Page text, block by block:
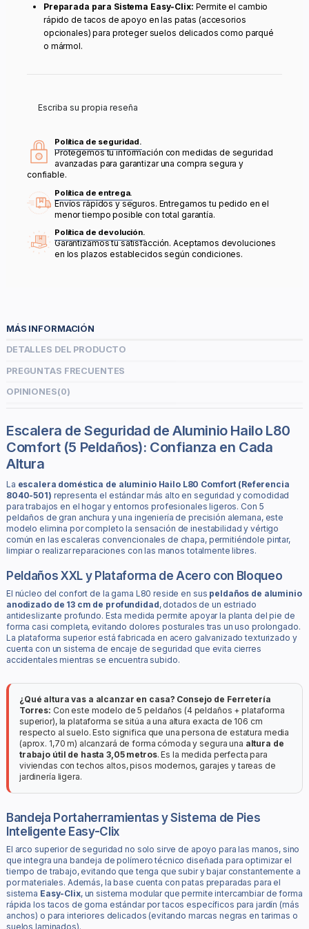
Preparada para Sistema Easy-Clix: Permite el cambio
rápido de tacos de apoyo en las patas (accesorios
opcionales) para proteger suelos delicados como parqué
o mármol.
Escriba su propia reseña
Política de seguridad.
Protegemos tu información con medidas de seguridad
avanzadas para garantizar una compra segura y
confiable.
Política de entrega.
Envíos rápidos y seguros. Entregamos tu pedido en el
menor tiempo posible con total garantía.
Política de devolución.
Garantizamos tu satisfacción. Aceptamos devoluciones
en los plazos establecidos según condiciones.
MÁS INFORMACIÓN
DETALLES DEL PRODUCTO
PREGUNTAS FRECUENTES
OPINIONES(0)
Escalera de Seguridad de Aluminio Hailo L80
Comfort (5 Peldaños): Confianza en Cada
Altura
La escalera doméstica de aluminio Hailo L80 Comfort (Referencia
8040-501) representa el estándar más alto en seguridad y comodidad
para trabajos en el hogar y entornos profesionales ligeros. Con 5
peldaños de gran anchura y una ingeniería de precisión alemana, este
modelo elimina por completo la sensación de inestabilidad y vértigo
común en las escaleras convencionales de chapa, permitiéndole pintar,
limpiar o realizar reparaciones con las manos totalmente libres.
Peldaños XXL y Plataforma de Acero con Bloqueo
El núcleo del confort de la gama L80 reside en sus peldaños de aluminio
anodizado de 13 cm de profundidad, dotados de un estriado
antideslizante profundo. Esta medida permite apoyar la planta del pie de
forma casi completa, evitando dolores posturales tras un uso prolongado.
La plataforma superior está fabricada en acero galvanizado texturizado y
cuenta con un sistema de encaje de seguridad que evita cierres
accidentales mientras se encuentra subido.
¿Qué altura vas a alcanzar en casa? Consejo de Ferretería
Torres: Con este modelo de 5 peldaños (4 peldaños + plataforma
superior), la plataforma se sitúa a una altura exacta de 106 cm
respecto al suelo. Esto significa que una persona de estatura media
(aprox. 1,70 m) alcanzará de forma cómoda y segura una altura de
trabajo útil de hasta 3,05 metros. Es la medida perfecta para
viviendas con techos altos, pisos modernos, garajes y tareas de
jardinería ligera.
Bandeja Portaherramientas y Sistema de Pies
Inteligente Easy-Clix
El arco superior de seguridad no solo sirve de apoyo para las manos, sino
que integra una bandeja de polímero técnico diseñada para optimizar el
tiempo de trabajo, evitando que tenga que subir y bajar constantemente a
por materiales. Además, la base cuenta con patas preparadas para el
sistema Easy-Clix, un sistema modular que permite intercambiar de forma
rápida los tacos de goma estándar por tacos específicos para jardín (más
anchos) o para interiores delicados (evitando marcas negras en tarimas o
suelos laminados).